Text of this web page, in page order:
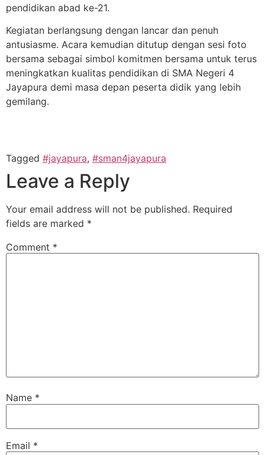
pendidikan abad ke-21.
Kegiatan berlangsung dengan lancar dan penuh
antusiasme. Acara kemudian ditutup dengan sesi foto
bersama sebagai simbol komitmen bersama untuk terus
meningkatkan kualitas pendidikan di SMA Negeri 4
Jayapura demi masa depan peserta didik yang lebih
gemilang.
Tagged #jayapura, #sman4jayapura
Leave a Reply
Your email address will not be published. Required
fields are marked *
Comment *
Name *
Email *